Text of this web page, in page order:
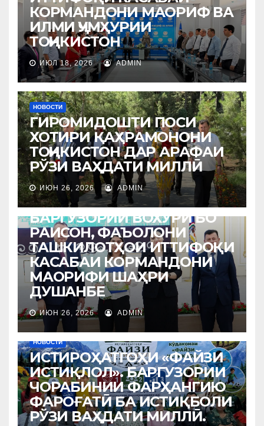
КОРМАНДОНИ МАОРИФ ВА
ИЛМИ ҶУМҲУРИИ
ТОҶИКИСТОН
ИЮЛ 18, 2026 ADMIN
НОВОСТИ
ГИРОМИДОШТИ ПОСИ
ХОТИРИ ҚАҲРАМОНОНИ
ТОҶИКИСТОН ДАР АРАФАИ
РЎЗИ ВАҲДАТИ МИЛЛӢ
ИЮН 26, 2026 ADMIN
НОВОСТИ
БАРГУЗОРИИ ВОХЎРӢ БО
РАИСОН, ФАЪОЛОНИ
ТАШКИЛОТҲОИ ИТТИФОҚИ
КАСАБАИ КОРМАНДОНИ
МАОРИФИ ШАҲРИ
ДУШАНБЕ
ИЮН 26, 2026 ADMIN
НОВОСТИ
ИСТИРОҲАТГОҲИ «ФАЙЗИ
ИСТИҚЛОЛ». БАРГУЗОРИИ
ЧОРАБИНИИ ФАРҲАНГИЮ
ФАРОҒАТӢ БА ИСТИҚБОЛИ
РЎЗИ ВАҲДАТИ МИЛЛӢ.